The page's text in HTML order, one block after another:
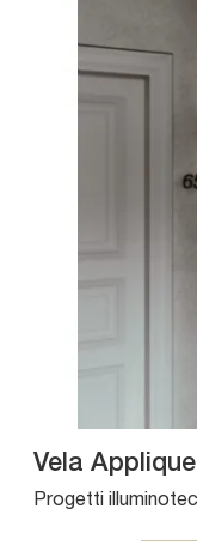
Vela Applique